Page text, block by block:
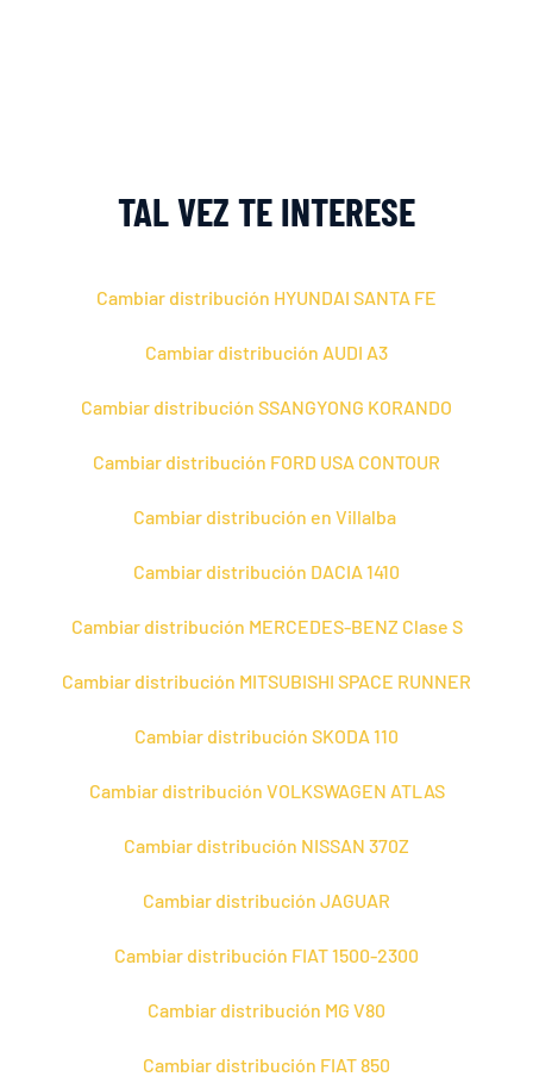
TAL VEZ TE INTERESE
Cambiar distribución HYUNDAI SANTA FE
Cambiar distribución AUDI A3
Cambiar distribución SSANGYONG KORANDO
Cambiar distribución FORD USA CONTOUR
Cambiar distribución en Villalba
Cambiar distribución DACIA 1410
Cambiar distribución MERCEDES-BENZ Clase S
Cambiar distribución MITSUBISHI SPACE RUNNER
Cambiar distribución SKODA 110
Cambiar distribución VOLKSWAGEN ATLAS
Cambiar distribución NISSAN 370Z
Cambiar distribución JAGUAR
Cambiar distribución FIAT 1500-2300
Cambiar distribución MG V80
Cambiar distribución FIAT 850